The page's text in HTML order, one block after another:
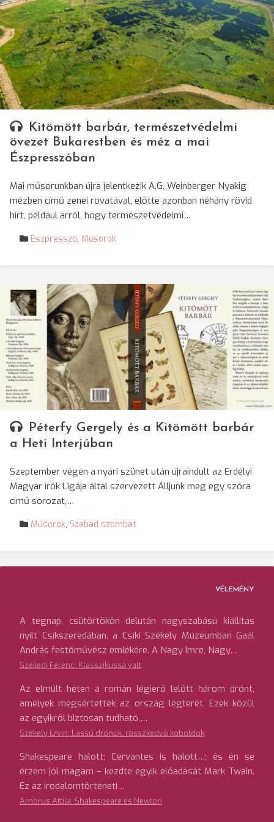
Kitömött barbár, természetvédelmi
övezet Bukarestben és méz a mai
Észpresszóban
Mai műsorunkban újra jelentkezik A.G. Weinberger Nyakig
mézben című zenei rovatával, előtte azonban néhány rövid
hírt, például arról, hogy természetvédelmi…
Észpresszó, Műsorok
Péterfy Gergely és a Kitömött barbár
a Heti Interjúban
Szeptember végén a nyári szünet után újraindult az Erdélyi
Magyar írók Ligája által szervezett Álljunk meg egy szóra
című sorozat,…
Műsorok, Szabad szombat
VÉLEMÉNY
A tegnap, csütörtökön délután nagyszabású kiállítás
nyílt Csíkszeredában, a Csíki Székely Múzeumban Gaál
András festőművész emlékére. A Nagy Imre, Nagy…
Székedi Ferenc: Klasszikussá vált
Az elmúlt héten a román légierő lelőtt három drónt,
amelyek megsértették az ország légterét. Ezek közül
az egyikről biztosan tudható,…
Székely Ervin: Lassú drónok, rosszkedvű koboldok
Shakespeare halott; Cervantes is halott…; és én se
érzem jól magam – kezdte egyik előadását Mark Twain.
Ez az irodalomtörténeti…
Ambrus Attila: Shakespeare és Newton